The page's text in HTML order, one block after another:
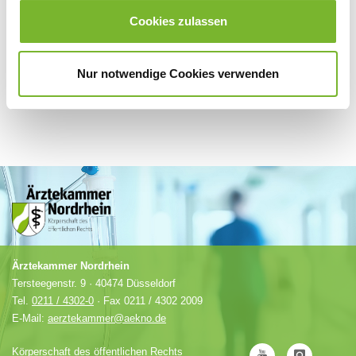
Cookies zulassen
Nur notwendige Cookies verwenden
Ärztekammer Nordrhein
Tersteegenstr. 9 · 40474 Düsseldorf
Tel. 0211 / 4302-0 · Fax 0211 / 4302 2009
E-Mail: aerztekammer@aekno.de
Körperschaft des öffentlichen Rechts